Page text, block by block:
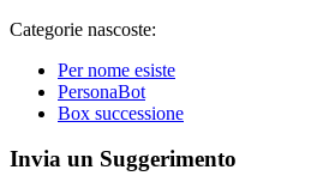
Categorie nascoste:
Per nome esiste
PersonaBot
Box successione
Invia un Suggerimento